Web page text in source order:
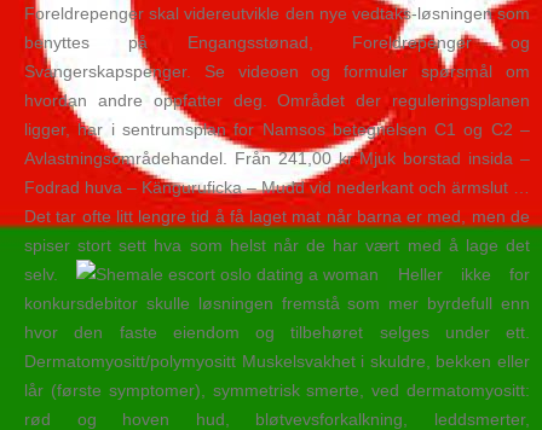
Foreldrepenger skal videreutvikle den nye vedtaks-løsningen som
benyttes på Engangsstønad, Foreldrepenger og
Svangerskapspenger. Se videoen og formuler spørsmål om
hvordan andre oppfatter deg. Området der reguleringsplanen
ligger, har i sentrumsplan for Namsos betegnelsen C1 og C2 –
Avlastningsområdehandel. Från 241,00 kr Mjuk borstad insida –
Fodrad huva – Känguruficka – Mudd vid nederkant och ärmslut …
Det tar ofte litt lengre tid å få laget mat når barna er med, men de
spiser stort sett hva som helst når de har vært med å lage det
selv.
Heller ikke for
konkursdebitor skulle løsningen fremstå som mer byrdefull enn
hvor den faste eiendom og tilbehøret selges under ett.
Dermatomyositt/polymyositt Muskelsvakhet i skuldre, bekken eller
lår (første symptomer), symmetrisk smerte, ved dermatomyositt:
rød og hoven hud, bløtvevsforkalkning, leddsmerter,